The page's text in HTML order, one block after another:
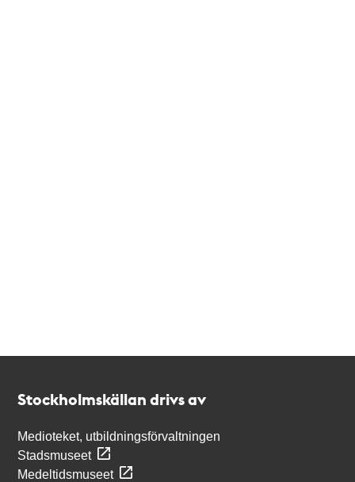
Stockholmskällan drivs av
Medioteket, utbildningsförvaltningen
Stadsmuseet
Medeltidsmuseet